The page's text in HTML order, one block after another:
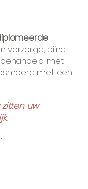
verzorgd, bijna
met
met een
uw